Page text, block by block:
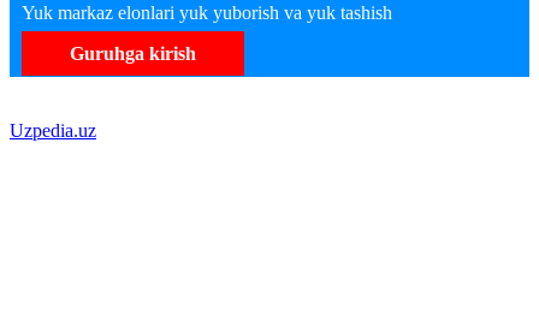
Yuk markaz elonlari yuk yuborish va yuk tashish
Guruhga kirish
Uzpedia.uz